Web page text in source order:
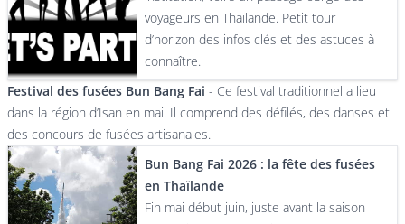
voyageurs en Thaïlande. Petit tour
d’horizon des infos clés et des astuces à
connaître.
Festival des fusées Bun Bang Fai - Ce festival traditionnel a lieu
dans la région d’Isan en mai. Il comprend des défilés, des danses et
des concours de fusées artisanales.
Bun Bang Fai 2026 : la fête des fusées
en Thaïlande
Fin mai début juin, juste avant la saison